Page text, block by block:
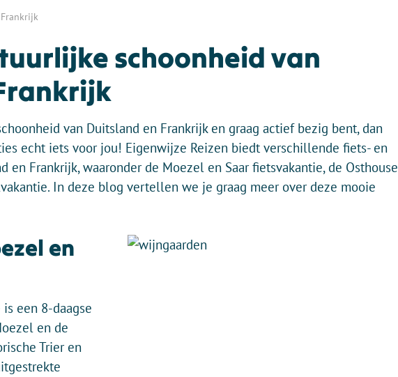
schoonheid van
van Duitsland en Frankrijk en graag actief bezig bent, dan
echt iets voor jou! Eigenwijze Reizen biedt verschillende fiets- en
en Frankrijk, waaronder de Moezel en Saar fietsvakantie, de Osthouse
In deze blog vertellen we je graag meer over deze mooie
en
een 8-daagse
en de
Trier en